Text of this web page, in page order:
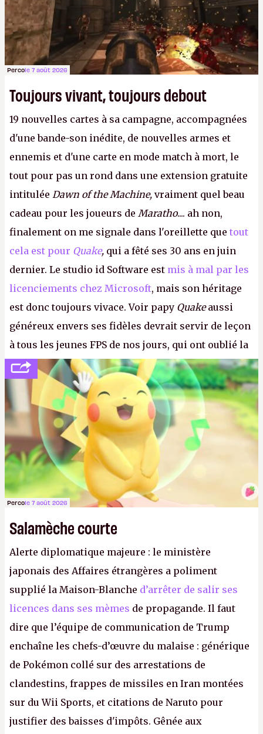
Percole 7 août 2026
Toujours vivant, toujours debout
19 nouvelles cartes à sa campagne, accompagnées
d'une bande-son inédite, de nouvelles armes et
ennemis et d'une carte en mode match à mort, le
tout pour pas un rond dans une extension gratuite
intitulée Dawn of the Machine, vraiment quel beau
cadeau pour les joueurs de Maratho.... ah non,
finalement on me signale dans l'oreillette que tout
cela est pour Quake, qui a fêté ses 30 ans en juin
dernier. Le studio id Software est mis à mal par les
licenciements chez Microsoft, mais son héritage
est donc toujours vivace. Voir papy Quakeaussi
généreux envers ses fidèles devrait servir de leçon
à tous les jeunes FPS de nos jours, qui ont oublié la
politesse et le respect envers leurs joueurs et les
anciens. Il leur faudrait une bonne guerre des
consoles à ces petits cons !
Percole 7 août 2026
Salamèche courte
Alerte diplomatique majeure : le ministère
japonais des Affaires étrangères a poliment
supplié la Maison-Blanche d’arrêter de salir ses
licences dans ses mèmes de propagande. Il faut
dire que l’équipe de communication de Trump
enchaîne les chefs-d’œuvre du malaise : générique
de Pokémon collé sur des arrestations de
clandestins, frappes de missiles en Iran montées
sur du Wii Sports, et citations de Naruto pour
justifier des baisses d'impôts. Gênée aux